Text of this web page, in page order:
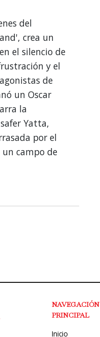
del
crea un
el silencio de
y el
de
un Oscar
la
Yatta,
por el
campo de
NAVEGACIÓN
PRINCIPAL
Inicio